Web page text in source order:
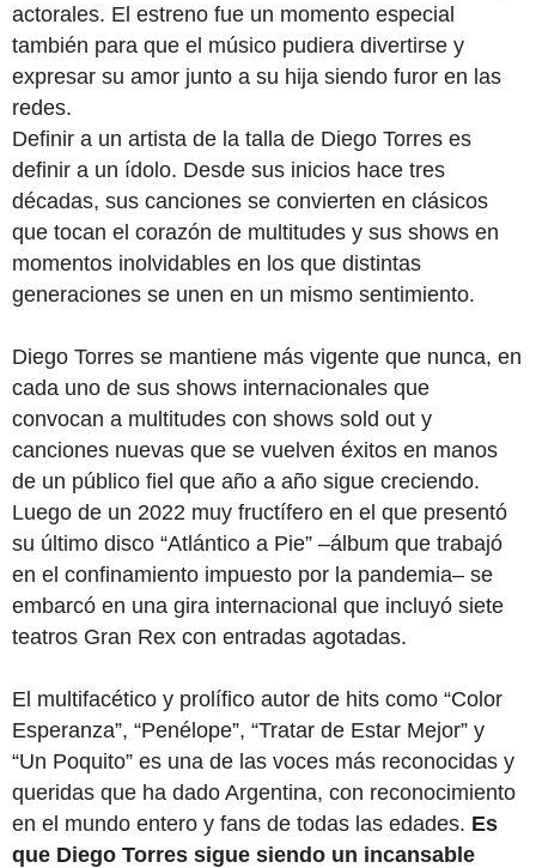
actorales. El estreno fue un momento especial
también para que el músico pudiera divertirse y
expresar su amor junto a su hija siendo furor en las
redes.
Definir a un artista de la talla de Diego Torres es
definir a un ídolo. Desde sus inicios hace tres
décadas, sus canciones se convierten en clásicos
que tocan el corazón de multitudes y sus shows en
momentos inolvidables en los que distintas
generaciones se unen en un mismo sentimiento.
Diego Torres se mantiene más vigente que nunca, en
cada uno de sus shows internacionales que
convocan a multitudes con shows sold out y
canciones nuevas que se vuelven éxitos en manos
de un público fiel que año a año sigue creciendo.
Luego de un 2022 muy fructífero en el que presentó
su último disco “Atlántico a Pie” –álbum que trabajó
en el confinamiento impuesto por la pandemia– se
embarcó en una gira internacional que incluyó siete
teatros Gran Rex con entradas agotadas.
El multifacético y prolífico autor de hits como “Color
Esperanza”, “Penélope”, “Tratar de Estar Mejor” y
“Un Poquito” es una de las voces más reconocidas y
queridas que ha dado Argentina, con reconocimiento
en el mundo entero y fans de todas las edades. Es
que Diego Torres sigue siendo un incansable